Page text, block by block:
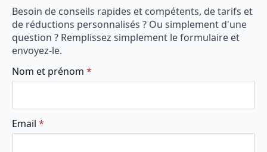
Besoin de conseils rapides et compétents, de tarifs et
de réductions personnalisés ? Ou simplement d'une
question ? Remplissez simplement le formulaire et
envoyez-le.
Nom et prénom *
Email *